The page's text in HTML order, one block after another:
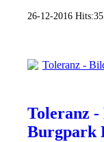
26-12-2016 Hits:
Toleranz
Burgpark